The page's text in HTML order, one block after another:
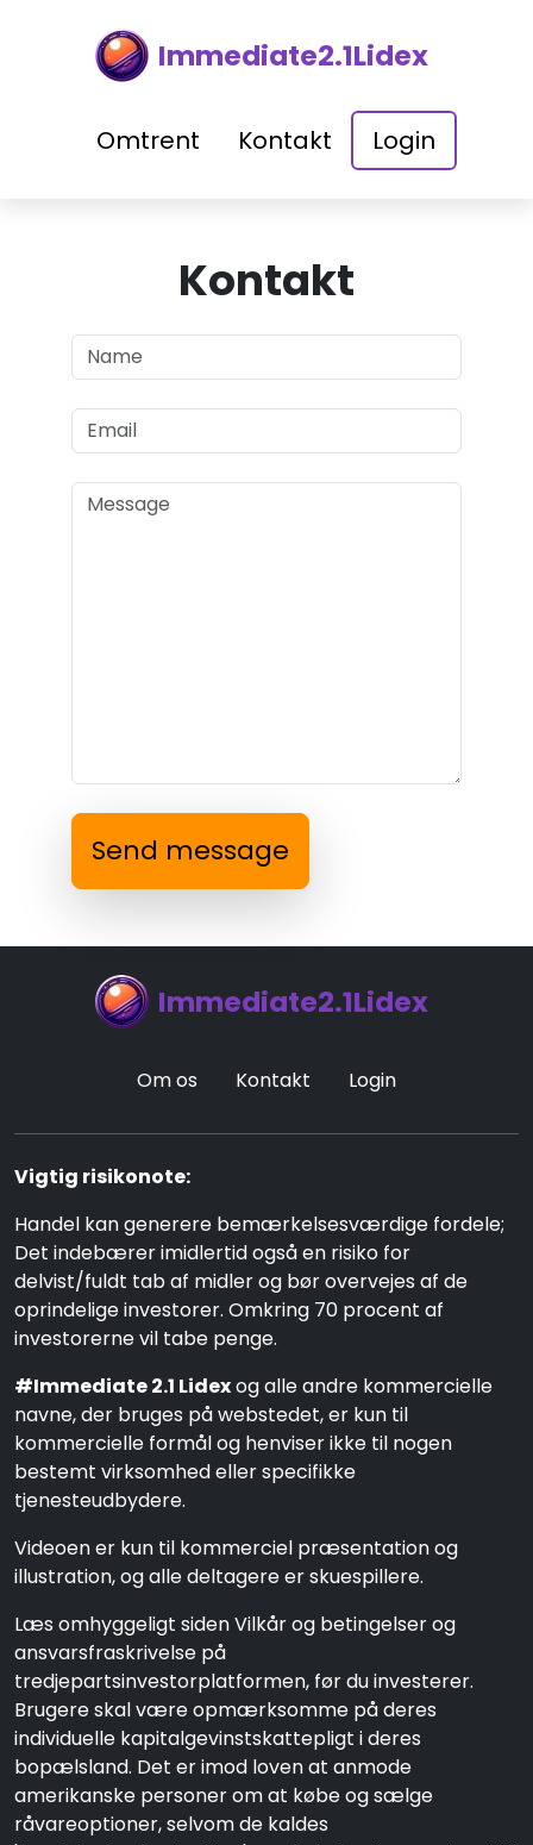
Immediate2.1Lidex
Omtrent Kontakt Login
Kontakt
Send message
Immediate2.1Lidex
Om os Kontakt Login
Vigtig risikonote:
Handel kan generere bemærkelsesværdige fordele;
Det indebærer imidlertid også en risiko for
delvist/fuldt tab af midler og bør overvejes af de
oprindelige investorer. Omkring 70 procent af
investorerne vil tabe penge.
#Immediate 2.1 Lidexog alle andre kommercielle
navne, der bruges på webstedet, er kun til
kommercielle formål og henviser ikke til nogen
bestemt virksomhed eller specifikke
tjenesteudbydere.
Videoen er kun til kommerciel præsentation og
illustration, og alle deltagere er skuespillere.
Læs omhyggeligt siden Vilkår og betingelser og
ansvarsfraskrivelse på
tredjepartsinvestorplatformen, før du investerer.
Brugere skal være opmærksomme på deres
individuelle kapitalgevinstskattepligt i deres
bopælsland. Det er imod loven at anmode
amerikanske personer om at købe og sælge
råvareoptioner, selvom de kaldes